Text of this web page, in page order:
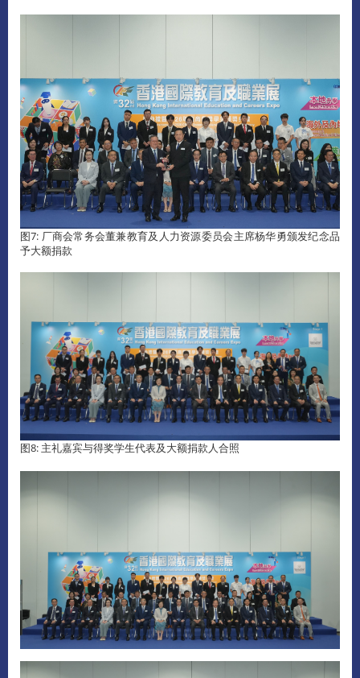
图7: 厂商会常务会董兼教育及人力资源委员会主席杨华勇颁发纪念品
予大额捐款
图8: 主礼嘉宾与得奖学生代表及大额捐款人合照